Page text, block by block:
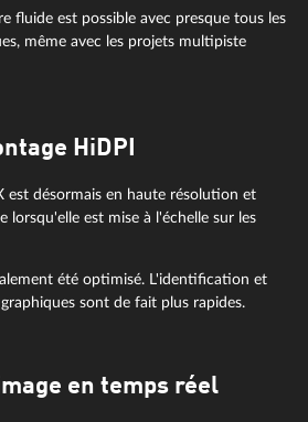
fluide est possible avec presque tous les
même avec les projets multipiste
HiDPI
est désormais en haute résolution et
lorsqu'elle est mise à l'échelle sur les
été optimisé. L'identification et
sont de fait plus rapides.
en temps réel